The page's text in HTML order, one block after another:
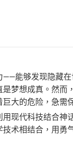
能够发现隐藏
梦想成真。然
大的危险，急需
现代科技结合
术相结合，用勇